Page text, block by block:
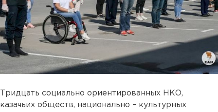
Тридцать социально ориентированных НКО,
казачьих обществ, национально – культурных